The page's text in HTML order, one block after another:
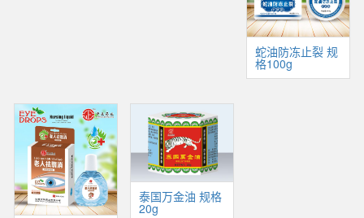
蛇油防冻止裂 规
格100g
泰国万金油 规格
20g